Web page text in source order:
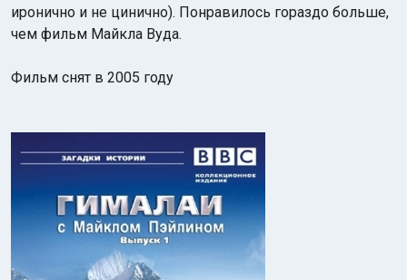
иронично и не цинично). Понравилось гораздо больше,
чем фильм Майкла Вуда.
Фильм снят в 2005 году